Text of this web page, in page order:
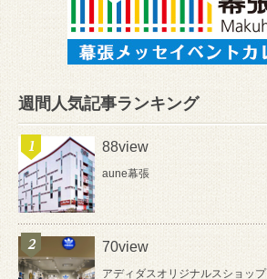
週間人気記事ランキング
88view
aune幕張
70view
アディダスオリジナルスショップ